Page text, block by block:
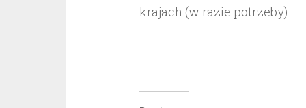
krajach (w razie potrzeby).